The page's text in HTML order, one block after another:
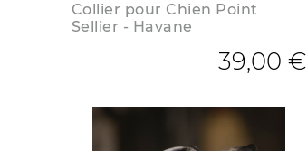
Collier pour Chien Point
Sellier - Havane
39,00 €